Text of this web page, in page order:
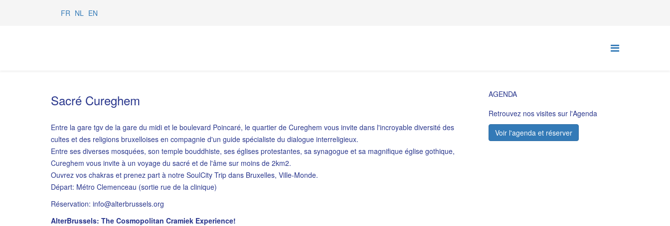
FR NL EN
Sacré Cureghem
Entre la gare tgv de la gare du midi et le boulevard Poincaré, le quartier de Cureghem vous invite dans l'incroyable diversité des
cultes et des religions bruxelloises en compagnie d'un guide spécialiste du dialogue interreligieux.
Entre ses diverses mosquées, son temple bouddhiste, ses églises protestantes, sa synagogue et sa magnifique église gothique,
Cureghem vous invite à un voyage du sacré et de l'âme sur moins de 2km2.
Ouvrez vos chakras et prenez part à notre SoulCity Trip dans Bruxelles, Ville-Monde.
Départ: Métro Clemenceau (sortie rue de la clinique)
Réservation: info@alterbrussels.org
AlterBrussels: The Cosmopolitan Cramiek Experience!
AGENDA
Retrouvez nos visites sur l'Agenda
Voir l'agenda et réserver